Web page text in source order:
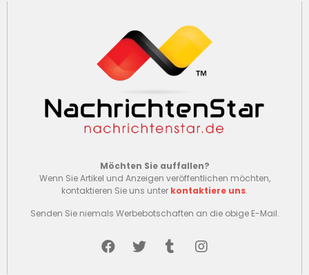
Möchten Sie auffallen?
Wenn Sie Artikel und Anzeigen veröffentlichen möchten,
kontaktieren Sie uns unter kontaktiere uns.
Senden Sie niemals Werbebotschaften an die obige E-Mail.